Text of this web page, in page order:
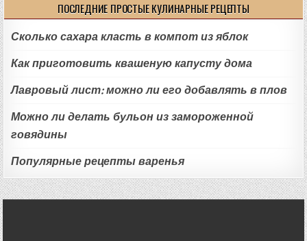
ПОСЛЕДНИЕ ПРОСТЫЕ КУЛИНАРНЫЕ РЕЦЕПТЫ
Сколько сахара класть в компот из яблок
Как приготовить квашеную капусту дома
Лавровый лист: можно ли его добавлять в плов
Можно ли делать бульон из замороженной
говядины
Популярные рецепты варенья